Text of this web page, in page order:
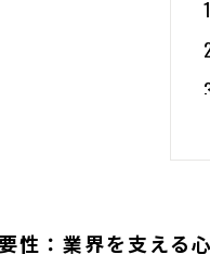
性：業界を支える